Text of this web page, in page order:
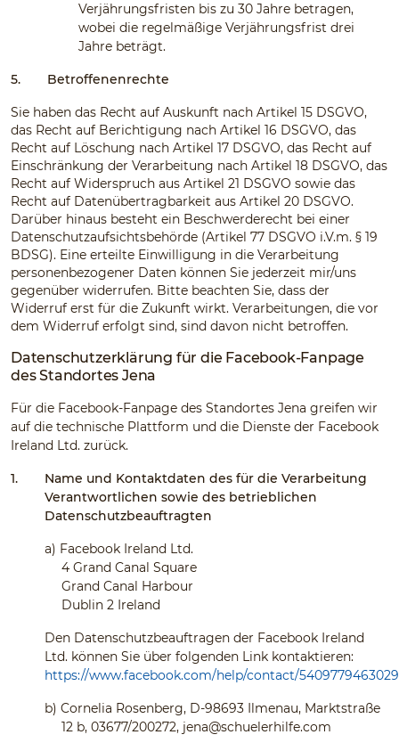
Verjährungsfristen bis zu 30 Jahre betragen,
wobei die regelmäßige Verjährungsfrist drei
Jahre beträgt.
5. Betroffenenrechte
Sie haben das Recht auf Auskunft nach Artikel 15 DSGVO,
das Recht auf Berichtigung nach Artikel 16 DSGVO, das
Recht auf Löschung nach Artikel 17 DSGVO, das Recht auf
Einschränkung der Verarbeitung nach Artikel 18 DSGVO, das
Recht auf Widerspruch aus Artikel 21 DSGVO sowie das
Recht auf Datenübertragbarkeit aus Artikel 20 DSGVO.
Darüber hinaus besteht ein Beschwerderecht bei einer
Datenschutzaufsichtsbehörde (Artikel 77 DSGVO i.V.m. § 19
BDSG). Eine erteilte Einwilligung in die Verarbeitung
personenbezogener Daten können Sie jederzeit mir/uns
gegenüber widerrufen. Bitte beachten Sie, dass der
Widerruf erst für die Zukunft wirkt. Verarbeitungen, die vor
dem Widerruf erfolgt sind, sind davon nicht betroffen.
Datenschutzerklärung für die Facebook-Fanpage
des Standortes Jena
Für die Facebook-Fanpage des Standortes Jena greifen wir
auf die technische Plattform und die Dienste der Facebook
Ireland Ltd. zurück.
1.
Name und Kontaktdaten des für die Verarbeitung
Verantwortlichen sowie des betrieblichen
Datenschutzbeauftragten
a) Facebook Ireland Ltd.
4 Grand Canal Square
Grand Canal Harbour
Dublin 2 Ireland
Den Datenschutzbeauftragen der Facebook Ireland
Ltd. können Sie über folgenden Link kontaktieren:
https://www.facebook.com/help/contact/
b) Cornelia Rosenberg, D-98693 Ilmenau, Marktstraße
12 b, 03677/200272, jena@schuelerhilfe.com